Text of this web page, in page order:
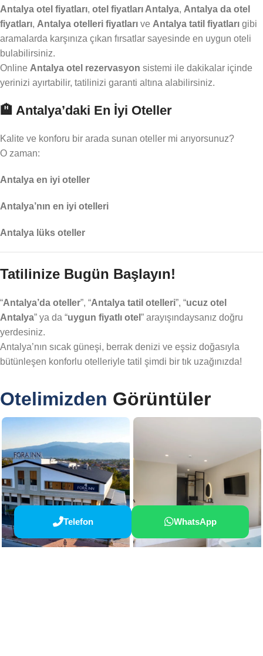
Antalya otel fiyatları, otel fiyatları Antalya, Antalya da otel
fiyatları, Antalya otelleri fiyatları ve Antalya tatil fiyatları gibi
aramalarda karşınıza çıkan fırsatlar sayesinde en uygun oteli
bulabilirsiniz.
Online Antalya otel rezervasyon sistemi ile dakikalar içinde
yerinizi ayırtabilir, tatilinizi garanti altına alabilirsiniz.
🏨 Antalya’daki En İyi Oteller
Kalite ve konforu bir arada sunan oteller mi arıyorsunuz?
O zaman:
Antalya en iyi oteller
Antalya’nın en iyi otelleri
Antalya lüks oteller
Tatilinize Bugün Başlayın!
“Antalya’da oteller”, “Antalya tatil otelleri”, “ucuz otel
Antalya” ya da “uygun fiyatlı otel ” arayışındaysanız doğru
yerdesiniz.
Antalya’nın sıcak güneşi, berrak denizi ve eşsiz doğasıyla
bütünleşen konforlu otelleriyle tatil şimdi bir tık uzağınızda!
Otelimizden Görüntüler
Telefon WhatsApp